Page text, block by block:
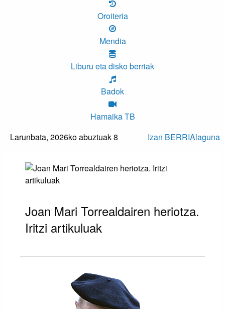
Oroiteria
Mendia
Liburu eta disko berriak
Badok
Hamaika TB
Larunbata, 2026ko abuztuak 8 Izan BERRIAlaguna
Joan Mari Torrealdairen heriotza.
Iritzi artikuluak